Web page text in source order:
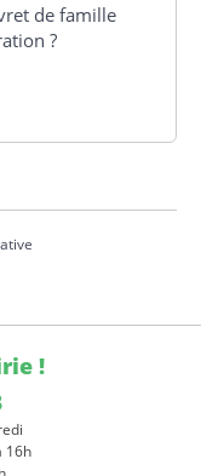
de famille
?
!
16h